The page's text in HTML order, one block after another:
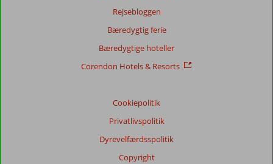
Rejsebloggen
Bæredygtig ferie
Bæredygtige hoteller
Corendon Hotels & Resorts
Cookiepolitik
Privatlivspolitik
Dyrevelfærdsspolitik
Copyright